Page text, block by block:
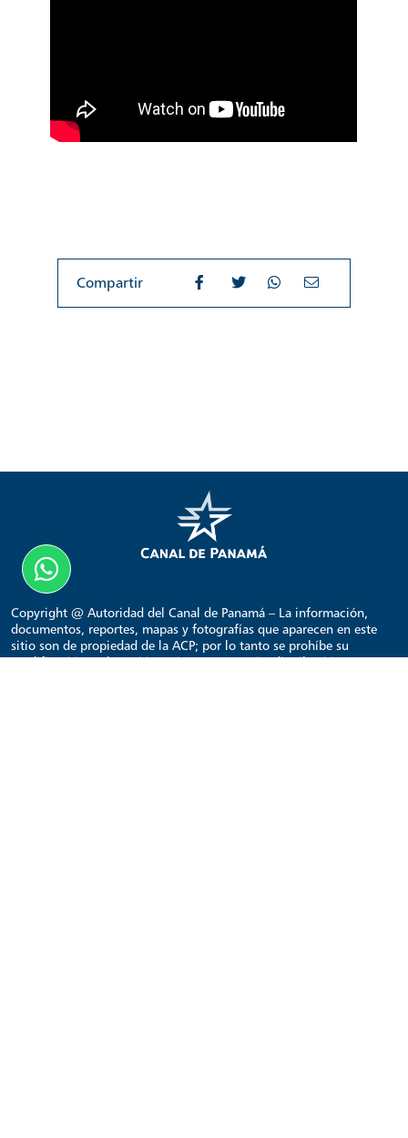
Compartir
Copyright @ Autoridad del Canal de Panamá – La información,
documentos, reportes, mapas y fotografías que aparecen en este
sitio son de propiedad de la ACP; por lo tanto se prohíbe su
modificación o alteración, así como su copia, distribución,